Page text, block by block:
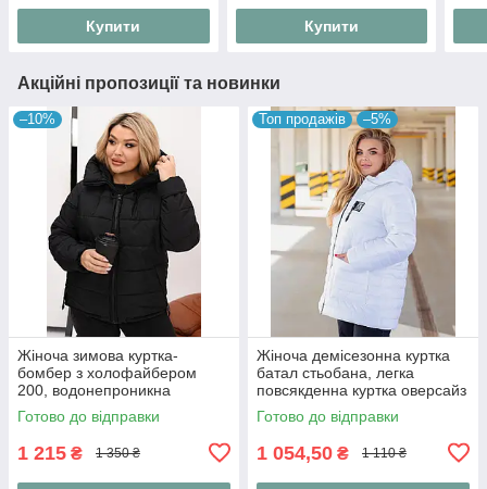
Купити Купити
Акційні пропозиції та новинки
–10%
Жіноча зимова куртка-
бомбер з холофайбером
200, водонепроникна
плащівка 52-54
Готово до відправки
1 215 ₴ 1 350 ₴
Топ продажів –5%
Жіноча демісезонна куртка
батал стьобана, легка
повсякденна куртка оверсайз
довжиною 80 см на блискавці
"Print Line", розміри 48-6
Готово до відправки
1 054,50 ₴ 1 110 ₴